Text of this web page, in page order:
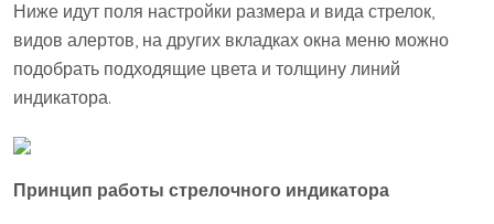
Ниже идут поля настройки размера и вида стрелок,
видов алертов, на других вкладках окна меню можно
подобрать подходящие цвета и толщину линий
индикатора.
Принцип работы стрелочного индикатора